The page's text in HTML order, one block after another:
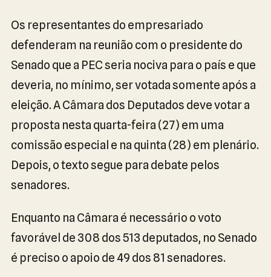
Os representantes do empresariado
defenderam na reunião com o presidente do
Senado que a PEC seria nociva para o país e que
deveria, no mínimo, ser votada somente após a
eleição. A Câmara dos Deputados deve votar a
proposta nesta quarta-feira (27) em uma
comissão especial e na quinta (28) em plenário.
Depois, o texto segue para debate pelos
senadores.
Enquanto na Câmara é necessário o voto
favorável de 308 dos 513 deputados, no Senado
é preciso o apoio de 49 dos 81 senadores.